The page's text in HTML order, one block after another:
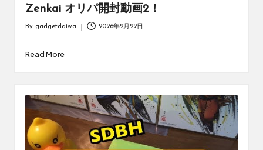
Zenkai オリパ開封動画2！
By gadgetdaiwa 2026年2月22日
Read More